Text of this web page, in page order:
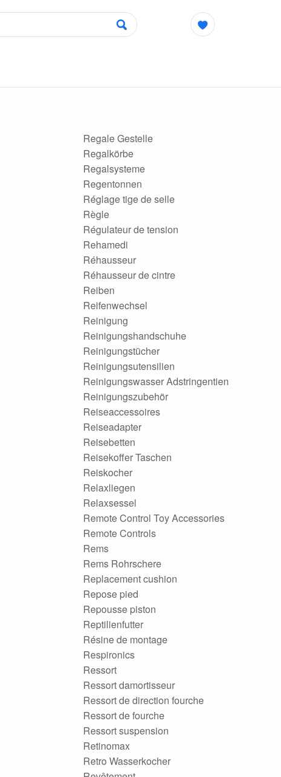
Regale Gestelle
Regalkörbe
Regalsysteme
Regentonnen
Réglage tige de selle
Règle
Régulateur de tension
Rehamedi
Réhausseur
Réhausseur de cintre
Reiben
Reifenwechsel
Reinigung
Reinigungshandschuhe
Reinigungstücher
Reinigungsutensilien
Reinigungswasser Adstringentien
Reinigungszubehör
Reiseaccessoires
Reiseadapter
Reisebetten
Reisekoffer Taschen
Reiskocher
Relaxliegen
Relaxsessel
Remote Control Toy Accessories
Remote Controls
Rems
Rems Rohrschere
Replacement cushion
Repose pied
Repousse piston
Reptilienfutter
Résine de montage
Respironics
Ressort
Ressort damortisseur
Ressort de direction fourche
Ressort de fourche
Ressort suspension
Retinomax
Retro Wasserkocher